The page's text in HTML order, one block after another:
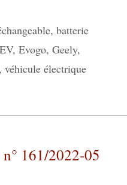
, batterie
EV, Evogo, Geely,
, véhicule électrique
161/2022-05